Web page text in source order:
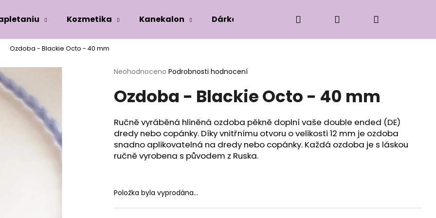
Kozmetika Kanekalon Dárková edice Příslušenství k zaplétání
Přihlášení
Ozdoba - Blackie Octo - 40 mm
Průměrné
produktu
je
z
5
hvězdiček.
Neohodnoceno Podrobnosti hodnocení
Ozdoba - Blackie Octo - 40 mm
Ručně vyráběná hliněná ozdoba pěkně doplní vaše double ended (DE)
dredy nebo copánky. Díky vnitřnímu otvoru o velikosti 12 mm je ozdoba
snadno aplikovatelná na dredy nebo copánky. Každá ozdoba je s láskou
ručně vyrobena s původem z Ruska.
Položka byla vyprodána…
Co potřebujete najít?
HLEDAT
Doporučujeme